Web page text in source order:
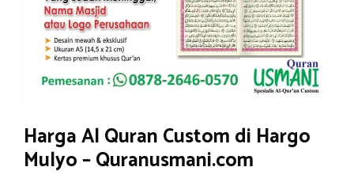
Harga Al Quran Custom di Hargo
Mulyo – Quranusmani.com